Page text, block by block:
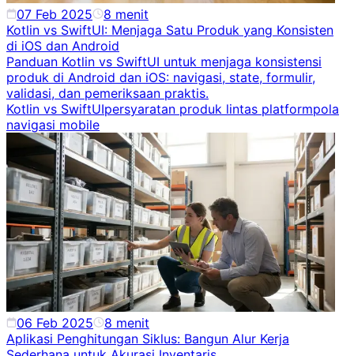
07 Feb 2025 8 menit
Kotlin vs SwiftUI: Menjaga Satu Produk yang Konsisten
di iOS dan Android
Panduan Kotlin vs SwiftUI untuk menjaga konsistensi
produk di Android dan iOS: navigasi, state, formulir,
validasi, dan pemeriksaan praktis.
Kotlin vs SwiftUIpersyaratan produk lintas platformpola
navigasi mobile
06 Feb 2025 8 menit
Aplikasi Penghitungan Siklus: Bangun Alur Kerja